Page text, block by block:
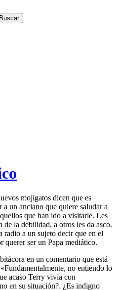
mojigatos dicen que es
a un anciano que quiere saludar a
que han ido a visitarle. Les
la debilidad, a otros les da asco.
radio a un sujeto decir que en el
querer ser un Papa mediático.
en un comentario que está
no entiendo lo
acaso Terry vivía con
en su situación?. ¿Es indigno